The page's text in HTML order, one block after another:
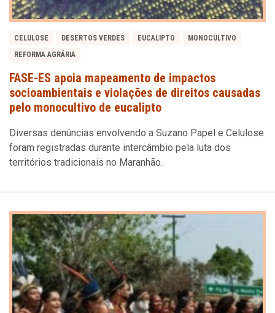
CELULOSE DESERTOS VERDES EUCALIPTO
MONOCULTIVO
REFORMA AGRÁRIA
FASE-ES apoia mapeamento de impactos
socioambientais e violações de direitos causadas
pelo monocultivo de eucalipto
Diversas denúncias envolvendo a Suzano Papel e Celulose
foram registradas durante intercâmbio pela luta dos
territórios tradicionais no Maranhão.